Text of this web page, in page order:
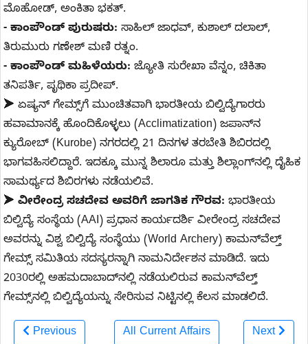
ಮೊಹೋಡ್, ಅಂಕಿತಾ ಭಕತ್.
- ಕಾಂಪೌಂಡ್ ಪುರುಷರು: ಸಾಹಿಲ್ ಜಾಧವ್, ಕುಶಾಲ್ ದಲಾಲ್,
ತಿರುಮುರು ಗಣೇಶ್ ಮಣಿ ರತ್ನಂ.
- ಕಾಂಪೌಂಡ್ ಮಹಿಳೆಯರು: ಜ್ಯೋತಿ ಸುರೇಖಾ ವೆನ್ನಂ, ಚಿಕಿತಾ
ತನಿಪರ್ತಿ, ಪೃಥಿಕಾ ಪ್ರದೀಪ್.
➤ ಏಷ್ಯನ್ ಗೇಮ್ಸ್‌ಗೆ ಮುಂಚಿತವಾಗಿ ಭಾರತೀಯ ಬಿಲ್ವಿದ್ಯೆಗಾರರು
ಹವಾಮಾನಕ್ಕೆ ಹೊಂದಿಕೊಳ್ಳಲು (Acclimatization) ಜಪಾನ್‌ನ
ಕ್ಯುರೋಬ್ (Kurobe) ನಗರದಲ್ಲಿ 21 ದಿನಗಳ ತರಬೇತಿ ಶಿಬಿರದಲ್ಲಿ
ಭಾಗವಹಿಸಲಿದ್ದಾರೆ. ಇದಕ್ಕೂ ಮುನ್ನ ಶಿಲಾರೂ ಮತ್ತು ಶಿಲ್ಲಾಂಗ್‌ನಲ್ಲಿ ದೈಹಿಕ
ಸಾಮರ್ಥ್ಯದ ಶಿಬಿರಗಳು ನಡೆಯಲಿವೆ.
➤ ವೀರೇಂದ್ರ ಸಚದೇವ ಅವರಿಗೆ ಜಾಗತಿಕ ಗೌರವ: ಭಾರತೀಯ
ಬಿಲ್ವಿದ್ಯೆ ಸಂಸ್ಥೆಯ (AAI) ಪ್ರಧಾನ ಕಾರ್ಯದರ್ಶಿ ವೀರೇಂದ್ರ ಸಚದೇವ
ಅವರನ್ನು ವಿಶ್ವ ಬಿಲ್ವಿದ್ಯೆ ಸಂಸ್ಥೆಯು (World Archery) ಕಾಮನ್‌ವೆಲ್ತ್
ಗೇಮ್ಸ್ ಸಮಿತಿಯ ಸದಸ್ಯರನ್ನಾಗಿ ನಾಮನಿರ್ದೇಶನ ಮಾಡಿದೆ. ಇದು
2030ರಲ್ಲಿ ಅಹಮದಾಬಾದ್‌ನಲ್ಲಿ ನಡೆಯಲಿರುವ ಕಾಮನ್‌ವೆಲ್ತ್
ಗೇಮ್ಸ್‌ನಲ್ಲಿ ಬಿಲ್ವಿದ್ಯೆಯನ್ನು ಸೇರಿಸುವ ನಿಟ್ಟಿನಲ್ಲಿ ಕೆಲಸ ಮಾಡಲಿದೆ.
Previous All Current Affairs Next